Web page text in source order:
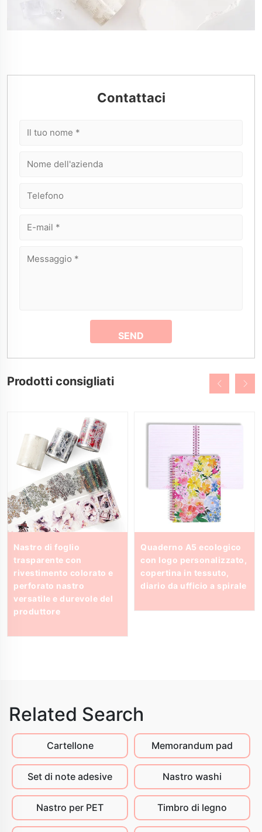
Contattaci
Prodotti consigliati
Nastro di foglio
trasparente con
rivestimento colorato e
perforato nastro
versatile e durevole del
produttore
Quaderno A5 ecologico
con logo personalizzato,
copertina in tessuto,
diario da ufficio a spirale
Related Search
Cartellone Memorandum pad
Set di note adesive Nastro washi
Nastro per PET Timbro di legno